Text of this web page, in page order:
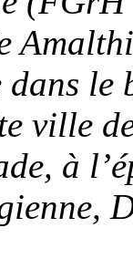
le
ville
à